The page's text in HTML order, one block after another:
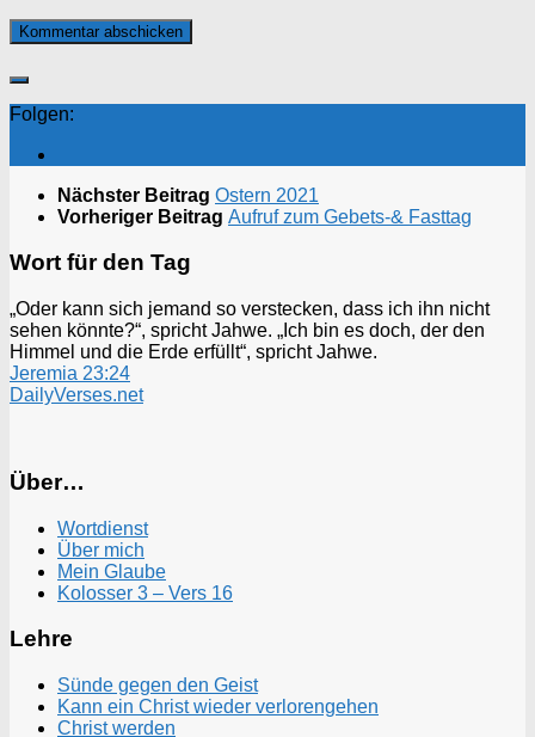
Folgen:
Nächster Beitrag Ostern 2021
Vorheriger Beitrag Aufruf zum Gebets-& Fasttag
Wort für den Tag
„Oder kann sich jemand so verstecken, dass ich ihn nicht
sehen könnte?“, spricht Jahwe. „Ich bin es doch, der den
Himmel und die Erde erfüllt“, spricht Jahwe.
Jeremia 23:24
DailyVerses.net
Über…
Wortdienst
Über mich
Mein Glaube
Kolosser 3 – Vers 16
Lehre
Sünde gegen den Geist
Kann ein Christ wieder verlorengehen
Christ werden